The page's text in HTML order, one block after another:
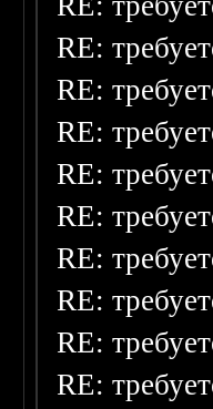
RE:
RE:
RE:
RE:
RE:
RE:
RE:
RE:
RE: